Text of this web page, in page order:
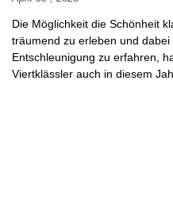
Die Möglichkeit die Schönheit
träumend zu erleben und
Entschleunigung zu erfahren,
Viertklässler auch in diesem